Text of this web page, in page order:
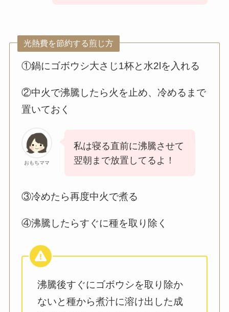
光熱費を節約する煎じ方
①鍋にゴボウシ大さじ1杯と水2lを入れる
②中火で沸騰したら火を止め、冷めるまで
置いておく
おもちママ
私は寝る直前に沸騰させて
翌朝まで放置してるよ！
③冷めたら再度中火で煮る
④沸騰したらすぐに種を取り除く
沸騰後すぐにゴボウシを取り除か
ないと種から煮汁に溶け出した成